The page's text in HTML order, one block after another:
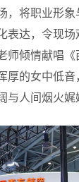
，将职业形
表达，令现
师倾情献唱
厚的女中低音
人间烟火娓